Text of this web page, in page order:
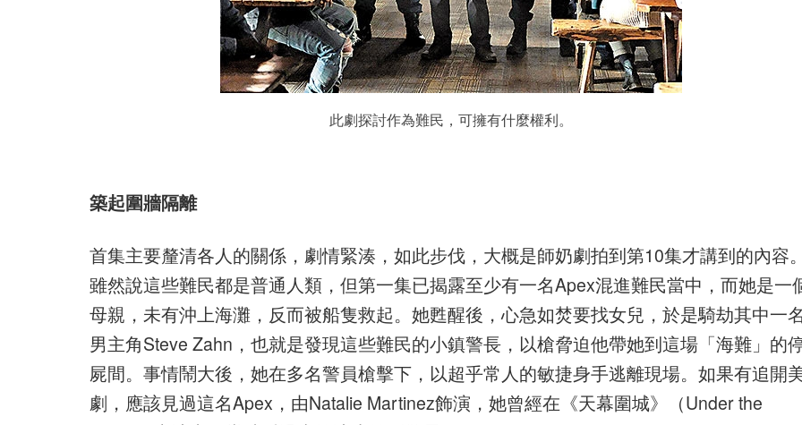
此劇探討作為難民，可擁有什麼權利。
築起圍牆隔離
首集主要釐清各人的關係，劇情緊湊，如此步伐，大概是師奶劇拍到第10集才講到的內容
雖然說這些難民都是普通人類，但第一集已揭露至少有一名Apex混進難民當中，而她是一
母親，未有沖上海灘，反而被船隻救起。她甦醒後，心急如焚要找女兒，於是騎劫其中一
男主角Steve Zahn，也就是發現這些難民的小鎮警長，以槍脅迫他帶她到這場「海難」的
屍間。事情鬧大後，她在多名警員槍擊下，以超乎常人的敏捷身手逃離現場。如果有追開
劇，應該見過這名Apex，由Natalie Martinez飾演，她曾經在《天幕圍城》（Under the